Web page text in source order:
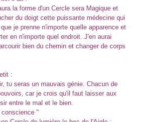
la forme d'un Cercle sera Magique et
du doigt cette puissante médecine qui
je prenne n'importe quelle apparence et
en n'importe quel endroit. J'en aurai
bien du chemin et changer de corps
:
tu seras un mauvais génie. Chacun de
car je crois qu'il faut laisser aux
entre le mal et le bien.
"